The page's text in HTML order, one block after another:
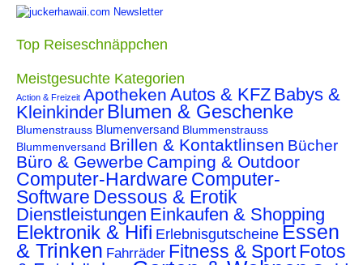
Top Reiseschnäppchen
Meistgesuchte Kategorien
Action & Freizeit Apotheken Autos & KFZ Babys &
Kleinkinder Blumen & Geschenke
Blumenstrauss Blumenversand Blummenstrauss
Blummenversand Brillen & Kontaktlinsen Bücher
Büro & Gewerbe Camping & Outdoor
Computer-Hardware Computer-
Software Dessous & Erotik
Dienstleistungen Einkaufen & Shopping
Elektronik & Hifi Erlebnisgutscheine Essen
& Trinken Fahrräder Fitness & SportFotos